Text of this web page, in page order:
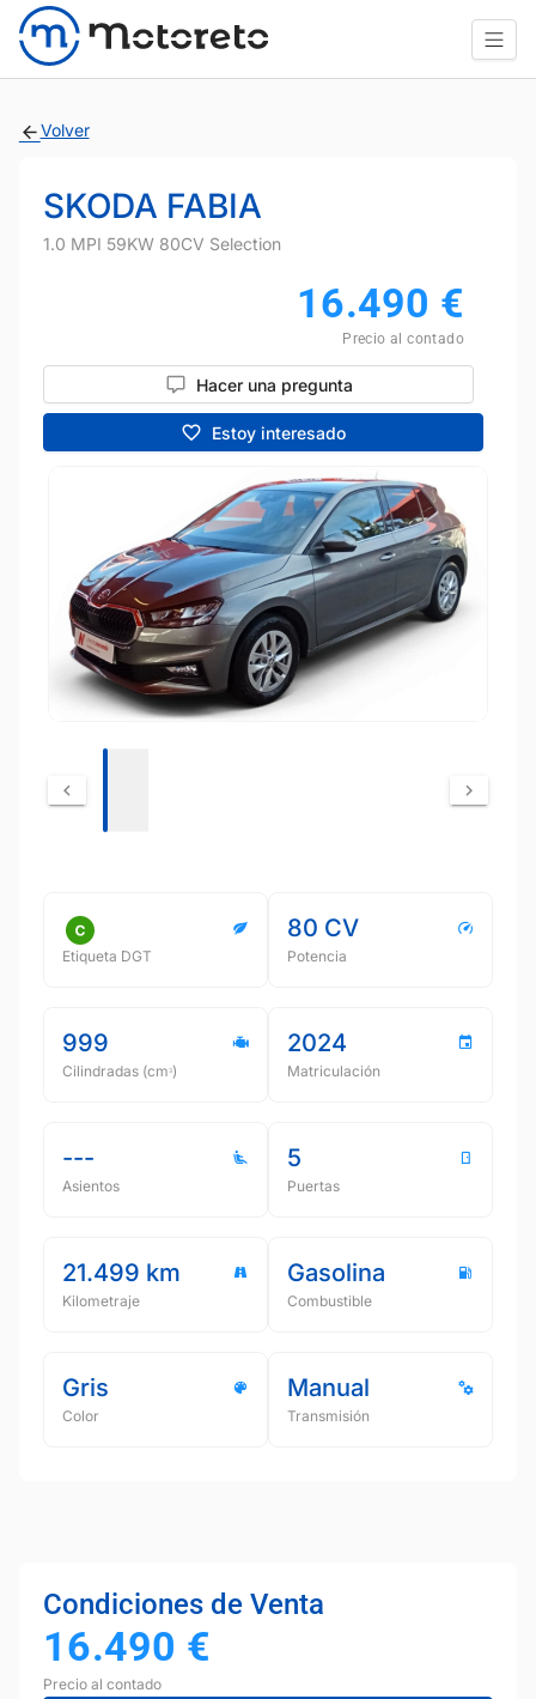
Volver
SKODA FABIA
1.0 MPI 59KW 80CV Selection
16.490 €
Precio al contado
Hacer una pregunta
Estoy interesado
Etiqueta DGT
80 CV
Potencia
999
Cilindradas (cmᵌ)
2024
Matriculación
---
Asientos
5
Puertas
21.499 km
Kilometraje
Gasolina
Combustible
Gris
Color
Manual
Transmisión
Condiciones de Venta
16.490 €
Precio al contado